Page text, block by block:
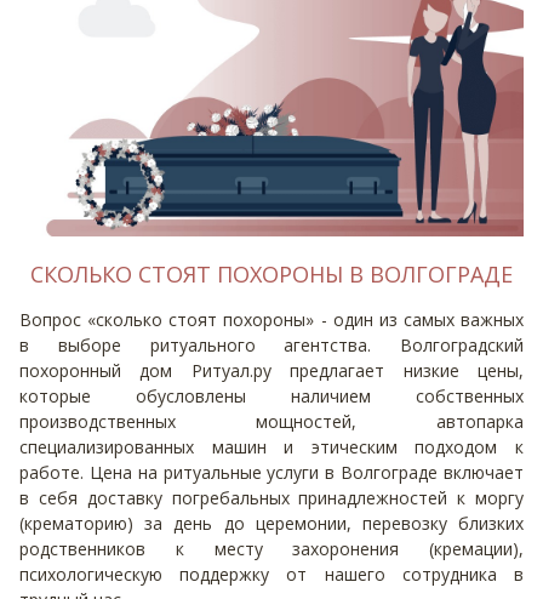
СКОЛЬКО СТОЯТ ПОХОРОНЫ В ВОЛГОГРАДЕ
Вопрос «сколько стоят похороны» - один из самых важных
в выборе ритуального агентства. Волгоградский
похоронный дом Ритуал.ру предлагает низкие цены,
которые обусловлены наличием собственных
производственных мощностей, автопарка
специализированных машин и этическим подходом к
работе. Цена на ритуальные услуги в Волгограде включает
в себя доставку погребальных принадлежностей к моргу
(крематорию) за день до церемонии, перевозку близких
родственников к месту захоронения (кремации),
психологическую поддержку от нашего сотрудника в